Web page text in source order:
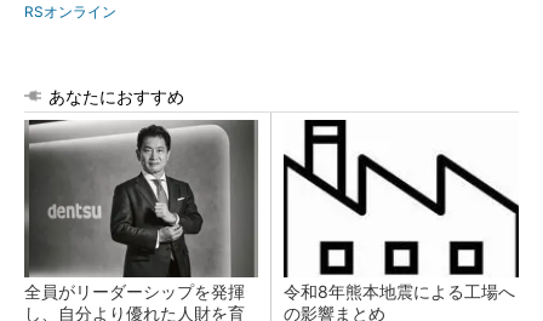
RSオンライン
あなたにおすすめ
全員がリーダーシップを発揮
し、自分より優れた人財を育
令和8年熊本地震による工場へ
の影響まとめ